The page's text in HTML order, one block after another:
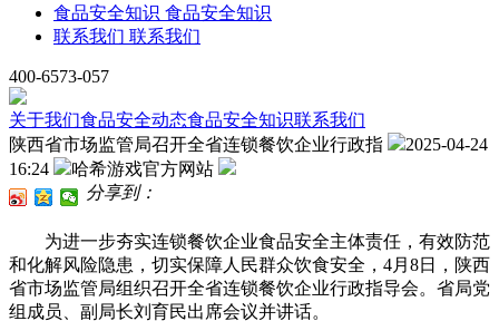
食品安全知识 食品安全知识
联系我们 联系我们
400-6573-057
关于我们食品安全动态食品安全知识联系我们
陕西省市场监管局召开全省连锁餐饮企业行政指
2025-04-24
16:24
哈希游戏官方网站
分享到：
为进一步夯实连锁餐饮企业食品安全主体责任，有效防范
和化解风险隐患，切实保障人民群众饮食安全，4月8日，陕西
省市场监管局组织召开全省连锁餐饮企业行政指导会。省局党
组成员、副局长刘育民出席会议并讲话。